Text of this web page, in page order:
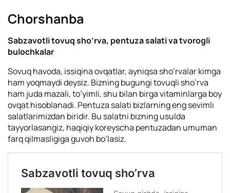
Chorshanba
Sabzavotli tovuq sho’rva, pentuza salati va tvorogli
bulochkalar
Sovuq havoda, issiqina ovqatlar, ayniqsa sho’rvalar kimga
ham yoqmaydi deysiz. Bizning bugungi tovuqli sho’rva
ham juda mazali, to’yimli, shu bilan birga vitaminlarga boy
ovqat hisoblanadi. Pentuza salati bizlarning eng sevimli
salatlarimizdan biridir. Bu salatni bizning usulda
tayyorlasangiz, haqiqiy koreyscha pentuzadan umuman
farq qilmasligiga guvoh bo’lasiz.